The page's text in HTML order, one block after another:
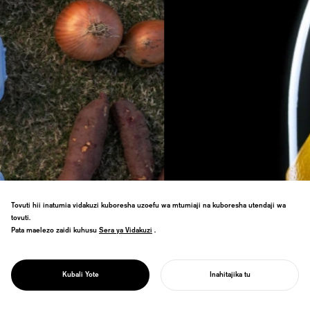
UBUNIFU WA
UFUNGASHAJI
mojawapo ya maeneo muhimu zaidi ya
kugusana katika biashara ya B2C.
Tovuti hii inatumia vidakuzi kuboresha uzoefu wa mtumiaji na kuboresha utendaji wa
tovuti.
Pata maelezo zaidi kuhusu Sera ya Vidakuzi
Sera ya Vidakuzi .
Kubali Yote Inahitajika tu